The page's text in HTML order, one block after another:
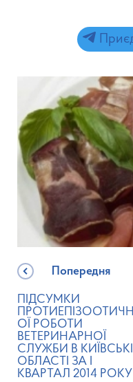
Попередня
ПІДСУМКИ
ПРОТИЕПІЗООТИЧН
ОЇ РОБОТИ
ВЕТЕРИНАРНОЇ
СЛУЖБИ В
ОБЛАСТІ ЗА I
КВАРТАЛ 2014 РОКУ